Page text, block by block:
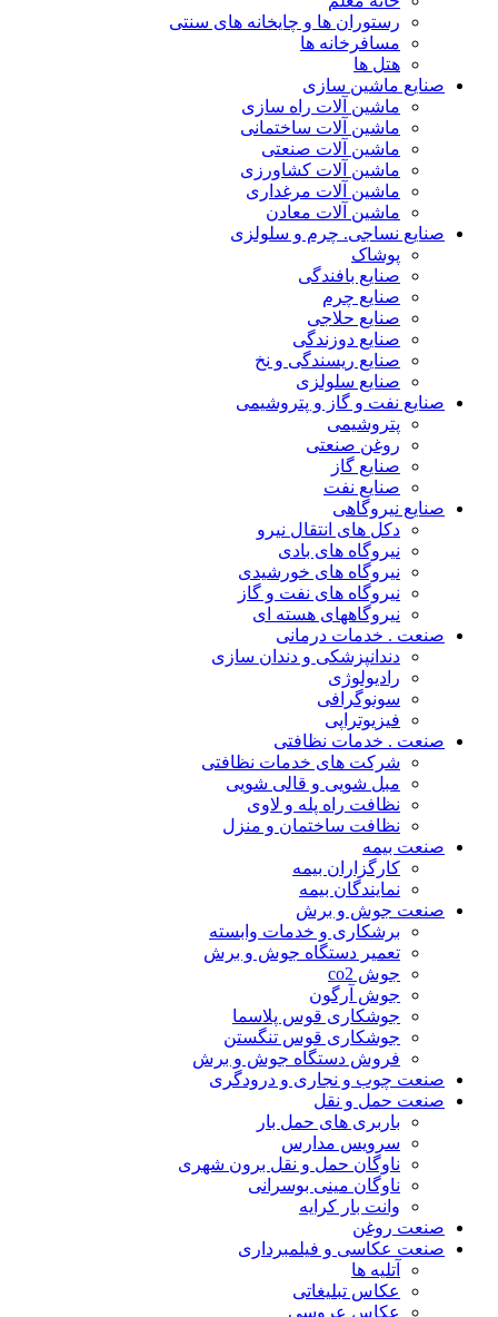
رستوران ها و چایخانه های سنتی
مسافرخانه ها
هتل ها
صنایع ماشین سازی
ماشین آلات راه سازی
ماشین آلات ساختمانی
ماشین آلات صنعتی
ماشین آلات کشاورزی
ماشین آلات مرغداری
ماشین آلات معادن
صنایع نساجی. چرم و سلولزی
پوشاک
صنایع بافندگی
صنایع چرم
صنایع حلاجی
صنایع دوزندگی
صنایع ریسندگی و نخ
صنایع سلولزی
صنایع نفت و گاز و پتروشیمی
پتروشیمی
روغن صنعتی
صنایع گاز
صنایع نفت
صنایع نیروگاهی
دکل های انتقال نیرو
نیروگاه های بادی
نیروگاه های خورشیدی
نیروگاه های نفت و گاز
نیروگاههای هسته ای
صنعت . خدمات درمانی
دندانپزشکی و دندان سازی
رادیولوژی
سونوگرافی
فیزیوتراپی
صنعت . خدمات نظافتی
شرکت های خدمات نظافتی
مبل شویی و قالی شویی
نظافت راه پله و لاوی
نظافت ساختمان و منزل
صنعت بیمه
کارگزاران بیمه
نمایندگان بیمه
صنعت جوش و برش
برشکاری و خدمات وابسته
تعمیر دستگاه جوش و برش
جوش co2
جوش آرگون
جوشکاری قوس پلاسما
جوشکاری قوس تنگستن
فروش دستگاه جوش و برش
صنعت چوب و نجاری و درودگری
صنعت حمل و نقل
باربری های حمل بار
سرویس مدارس
ناوگان حمل و نقل برون شهری
ناوگان مینی بوسرانی
وانت بار کرایه
صنعت روغن
صنعت عکاسی و فیلمبرداری
آتلیه ها
عکاس تبلیغاتی
عکاس عروسی